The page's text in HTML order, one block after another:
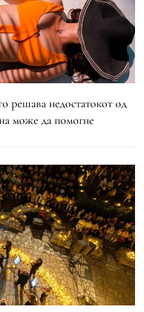
решава недостатокот од
може да помогне